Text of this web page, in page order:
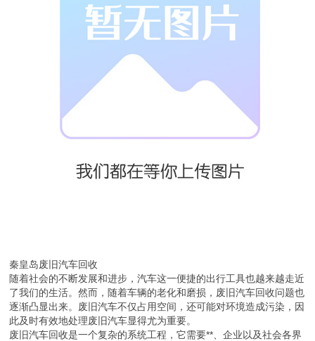
秦皇岛废旧汽车回收
随着社会的不断发展和进步，汽车这一便捷的出行工具也越来越走近
了我们的生活。然而，随着车辆的老化和磨损，废旧汽车回收问题也
逐渐凸显出来。废旧汽车不仅占用空间，还可能对环境造成污染，因
此及时有效地处理废旧汽车显得尤为重要。
废旧汽车回收是一个复杂的系统工程，它需要**、企业以及社会各界